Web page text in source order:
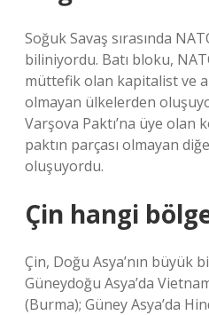
Soğuk Savaş sırasında
biliniyordu. Batı bloku,
müttefik olan kapitalist ve
olmayan ülkelerden
Varşova Paktı’na üye olan
paktın parçası olmayan
oluşuyordu.
Çin hangi
Çin, Doğu Asya’nın büyük
Güneydoğu Asya’da
(Burma); Güney Asya’da